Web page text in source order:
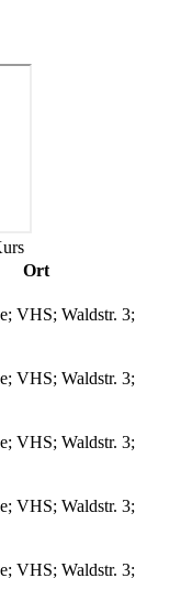
Ort
VHS; Waldstr. 3;
VHS; Waldstr. 3;
VHS; Waldstr. 3;
VHS; Waldstr. 3;
VHS; Waldstr. 3;